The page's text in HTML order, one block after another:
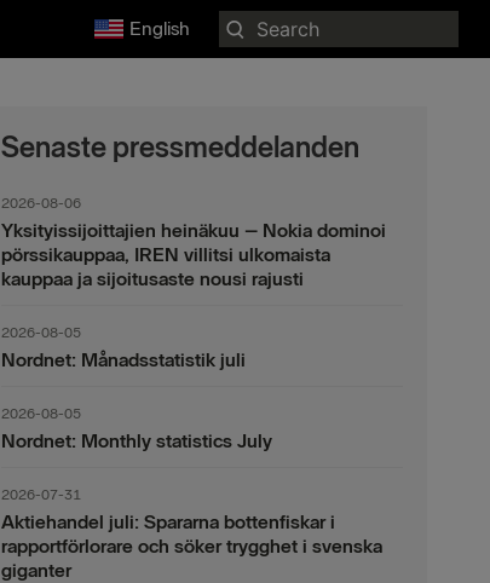
English
Search
for:
Senaste pressmeddelanden
2026-08-06
Yksityissijoittajien heinäkuu – Nokia dominoi
pörssikauppaa, IREN villitsi ulkomaista
kauppaa ja sijoitusaste nousi rajusti
2026-08-05
Nordnet: Månadsstatistik juli
2026-08-05
Nordnet: Monthly statistics July
2026-07-31
Aktiehandel juli: Spararna bottenfiskar i
rapportförlorare och söker trygghet i svenska
giganter